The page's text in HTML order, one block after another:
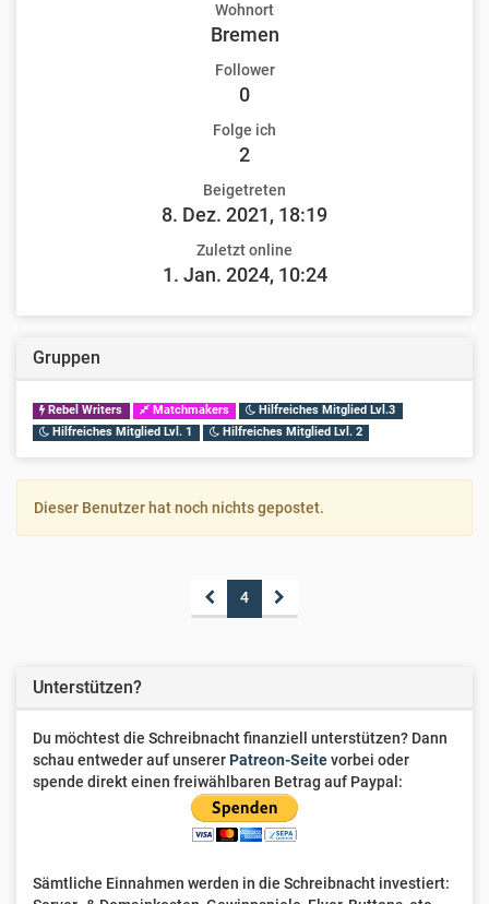
Wohnort
Bremen
Follower
0
Folge ich
2
Beigetreten
8. Dez. 2021, 18:19
Zuletzt online
1. Jan. 2024, 10:24
Gruppen
Rebel Writers Matchmakers
Hilfreiches Mitglied Lvl.3
Hilfreiches Mitglied Lvl. 1
Hilfreiches Mitglied Lvl. 2
Dieser Benutzer hat noch nichts gepostet.
4
Unterstützen?
Du möchtest die Schreibnacht finanziell unterstützen? Dann
schau entweder auf unsererPatreon-Seitevorbei oder
spende direkt einen freiwählbaren Betrag auf Paypal:
Sämtliche Einnahmen werden in die Schreibnacht investiert: